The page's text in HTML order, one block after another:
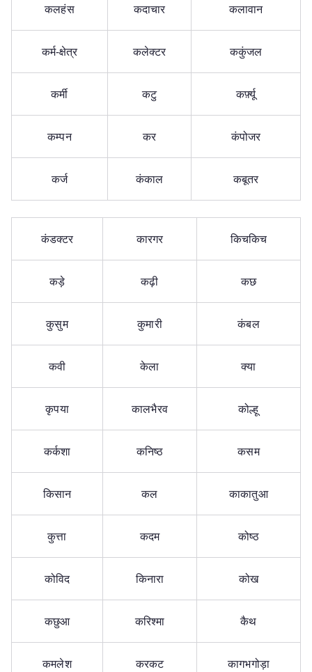
कलहंस कदाचार कलावान
कर्म-क्षेत्र कलेक्टर ककुंजल
कर्मी कटु कर्फ़्यू
कम्पन कर कंपोजर
कर्ज कंकाल कबूतर
कंडक्टर कारगर किचकिच
कड़े कढ़ी कछ
कुसुम कुमारी कंबल
कवी केला क्या
कृपया कालभैरव कोल्हू
कर्कशा कनिष्ठ कसम
किसान कल काकातुआ
कुत्ता कदम कोष्ठ
कोविद किनारा कोख
कछुआ करिश्मा कैथ
कमलेश करकट कागभगोड़ा